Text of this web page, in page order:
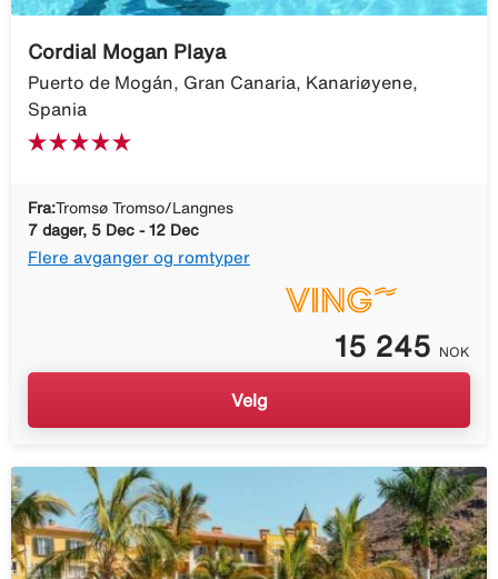
Cordial Mogan Playa
Puerto de Mogán, Gran Canaria, Kanariøyene,
Spania
Fra:Tromsø Tromso/Langnes
7 dager, 5 Dec - 12 Dec
Flere avganger og romtyper
15 245 NOK
Velg